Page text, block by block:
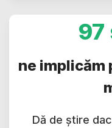
97
ne implicăm
Dă de știre